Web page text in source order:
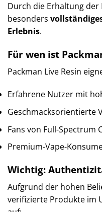
Durch die Erhaltung
besonders
Erlebnis.
Für wen ist
Packman Live Resin
Erfahrene Nutzer mit
Geschmacksorientierte
Fans von Full-Spectrum
Premium-Vape-
Wichtig:
Aufgrund der hohen
verifizierte Produkte im